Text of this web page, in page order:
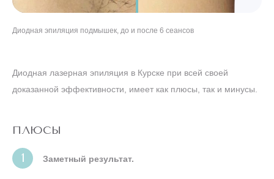
Диодная эпиляция подмышек, до и после 6 сеансов
Диодная эпиляция ног, до и после 8 сеансов
Диодная эпиляция бикини, до и после 5 сеансов
"Диодная эпиляция лица, до и после 7 сеансов
Диодная лазерная эпиляция в Курске при всей своей
доказанной эффективности, имеет как плюсы, так и минусы.
ПЛЮСЫ
Заметный результат.